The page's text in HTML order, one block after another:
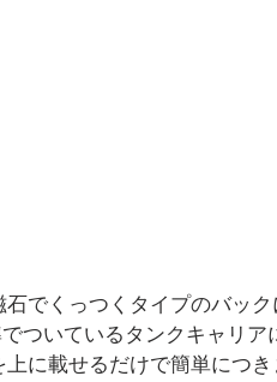
石でくっつくタイプのバッ
でついているタンクキャリ
上に載せるだけで簡単につ